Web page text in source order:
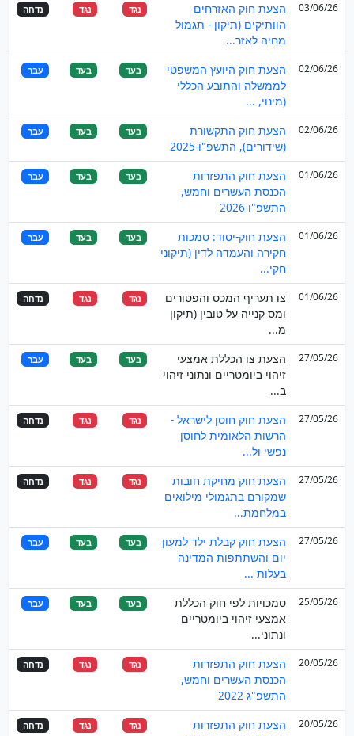
03/06/26
הצעת חוק האזרחים
הוותיקים (תיקון - תגמול
מחיה לאזר...
נגד נגד נדחה
02/06/26
הצעת חוק היועץ המשפטי
לממשלה והתובע הכללי
(מינוי, ...
בעד בעד עבר
02/06/26
הצעת חוק התקשורת
(שידורים), התשפ"ו-2025
בעד בעד עבר
01/06/26
הצעת חוק התפזרות
הכנסת העשרים וחמש,
התשפ"ו-2026
בעד בעד עבר
01/06/26
הצעת חוק-יסוד: סמכות
חקירה והעמדה לדין (תיקוני
חקי...
בעד בעד עבר
01/06/26
צו תעריף המכס והפטורים
ומס קנייה על טובין (תיקון
מ...
נגד נגד נדחה
27/05/26
הצעת צו הכללת אמצעי
זיהוי ביומטריים ונתוני זיהוי
ב...
בעד בעד עבר
27/05/26
הצעת חוק חוסן לישראל -
הרשות הלאומית לחוסן
נפשי ול...
נגד נגד נדחה
27/05/26
הצעת חוק מחיקת חובות
שמקורם בתגמולי מילואים
במלחמת...
נגד נגד נדחה
27/05/26
הצעת חוק קבלת ילד למעון
יום והשתתפות המדינה
בעלות ...
בעד בעד עבר
25/05/26
סמכויות לפי חוק הכללת
אמצעי זיהוי ביומטריים
ונתוני...
בעד בעד עבר
20/05/26
הצעת חוק התפזרות
הכנסת העשרים וחמש,
התשפ"ג-2022
נגד נגד נדחה
20/05/26
הצעת חוק התפזרות
נגד נגד נדחה